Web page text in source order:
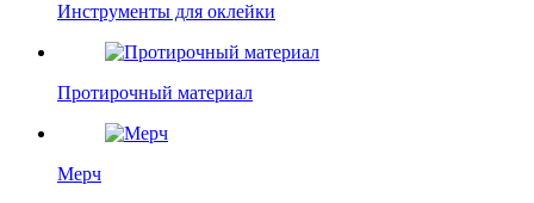
Инструменты для оклейки
Протирочный материал
Мерч